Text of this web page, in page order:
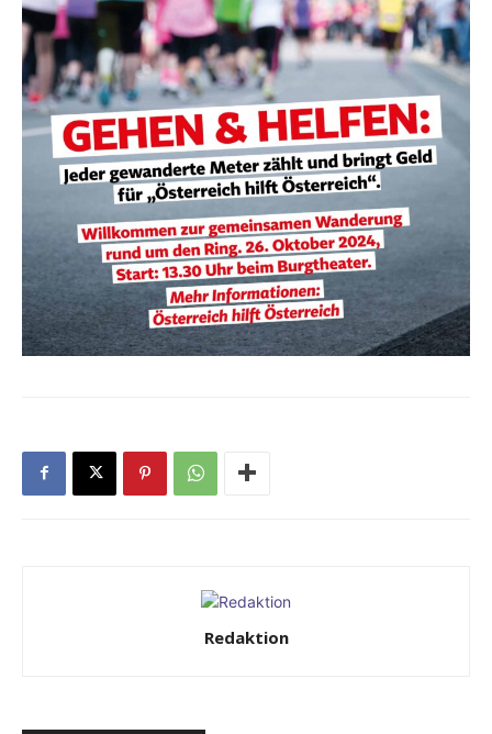
Redaktion